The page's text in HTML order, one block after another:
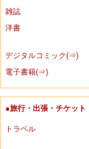
雑誌
洋書
デジタルコミック(⇒)
電子書籍(⇒)
●旅行・出張・チケット
トラベル